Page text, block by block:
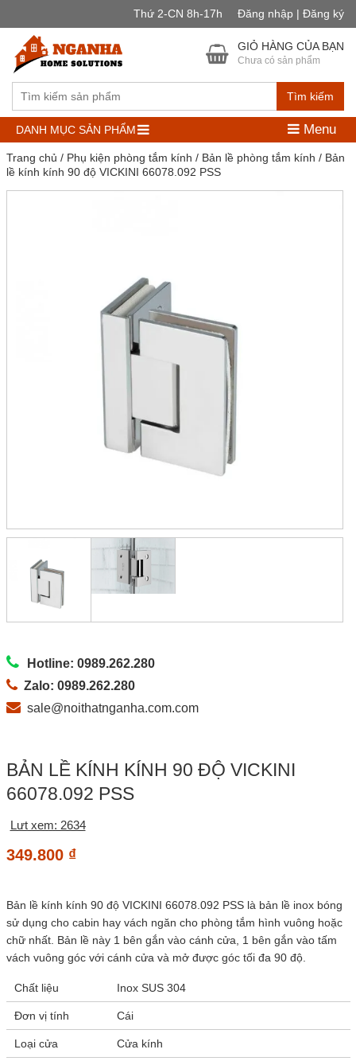
Thứ 2-CN 8h-17h Đăng nhập | Đăng ký
Tìm kiếm
GIỎ HÀNG CỦA BẠN
Chưa có sản phẩm
DANH MỤC SẢN PHẨM Menu
Trang chủ / Phụ kiện phòng tắm kính / Bản lề phòng tắm kính / Bản
lề kính kính 90 độ VICKINI 66078.092 PSS
Hotline: 0989.262.280
Zalo: 0989.262.280
sale@noithatnganha.com.com
BẢN LỀ KÍNH KÍNH 90 ĐỘ VICKINI
66078.092 PSS
Lưt xem: 2634
349.800 ₫
Bản lề kính kính 90 độ VICKINI 66078.092 PSS là bản lề inox bóng
sử dụng cho cabin hay vách ngăn cho phòng tắm hình vuông hoặc
chữ nhất. Bản lề này 1 bên gắn vào cánh cửa, 1 bên gắn vào tấm
vách vuông góc với cánh cửa và mở được góc tối đa 90 độ.
Chất liệu Inox SUS 304
Đơn vị tính Cái
Loại cửa Cửa kính